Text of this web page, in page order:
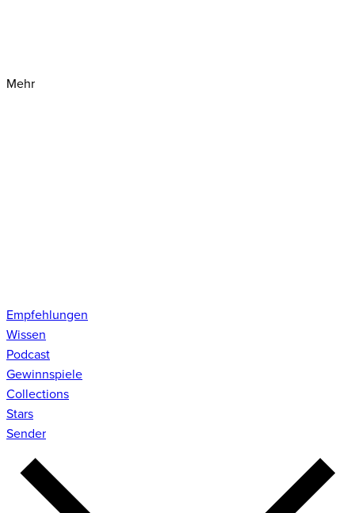
Mehr
Empfehlungen
Wissen
Podcast
Gewinnspiele
Collections
Stars
Sender